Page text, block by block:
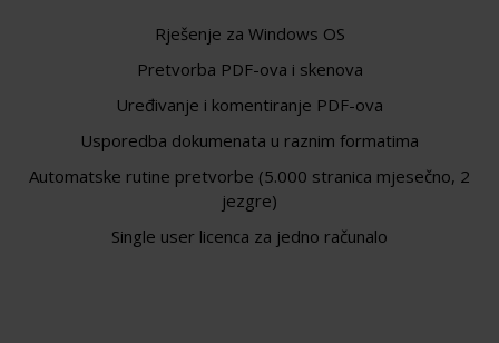
Rješenje za Windows OS
Pretvorba PDF-ova i skenova
Uređivanje i komentiranje PDF-ova
Usporedba dokumenata u raznim formatima
Automatske rutine pretvorbe (5.000 stranica mjesečno, 2
jezgre)
Single user licenca za jedno računalo